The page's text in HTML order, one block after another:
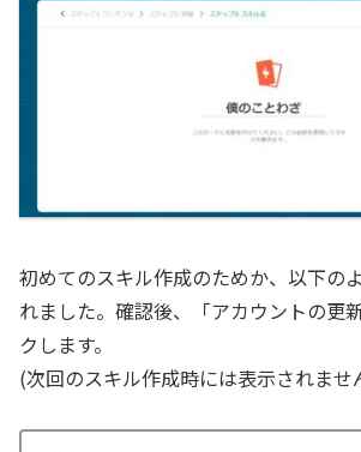
初めてのスキル作成のためか、以下の
れました。確認後、「アカウントの更
クします。
(次回のスキル作成時には表示されませ